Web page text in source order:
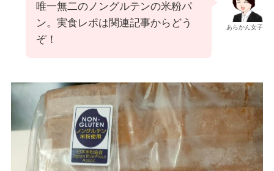
あらかん女子
唯一無二のノングルテンの米粉パ
ン。実食レポは関連記事からどう
ぞ！